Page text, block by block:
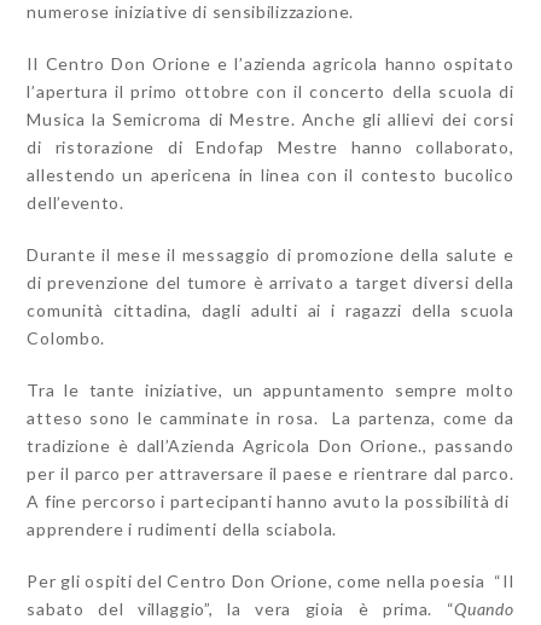
numerose iniziative di sensibilizzazione.
Il Centro Don Orione e l’azienda agricola hanno ospitato
l’apertura il primo ottobre con il concerto della scuola di
Musica la Semicroma di Mestre. Anche gli allievi dei corsi
di ristorazione di Endofap Mestre hanno collaborato,
allestendo un apericena in linea con il contesto bucolico
dell’evento.
Durante il mese il messaggio di promozione della salute e
di prevenzione del tumore è arrivato a target diversi della
comunità cittadina, dagli adulti ai i ragazzi della scuola
Colombo.
Tra le tante iniziative, un appuntamento sempre molto
atteso sono le camminate in rosa. La partenza, come da
tradizione è dall’Azienda Agricola Don Orione., passando
per il parco per attraversare il paese e rientrare dal parco.
A fine percorso i partecipanti hanno avuto la possibilità di
apprendere i rudimenti della sciabola.
Per gli ospiti del Centro Don Orione, come nella poesia “Il
sabato del villaggio”, la vera gioia è prima. “Quando